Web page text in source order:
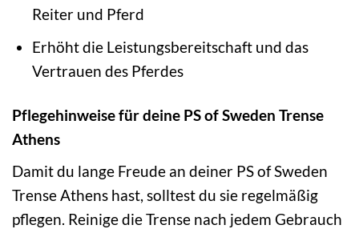
Reiter und Pferd
Erhöht die Leistungsbereitschaft und das
Vertrauen des Pferdes
Pflegehinweise für deine PS of Sweden Trense
Athens
Damit du lange Freude an deiner PS of Sweden
Trense Athens hast, solltest du sie regelmäßig
pflegen. Reinige die Trense nach jedem Gebrauch